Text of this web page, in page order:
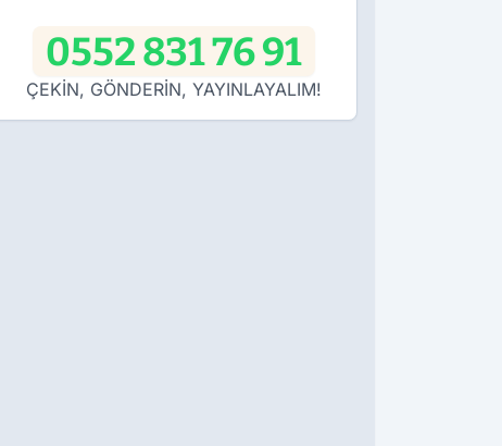
0552 831 76 91
ÇEKİN, GÖNDERİN, YAYINLAYALIM!